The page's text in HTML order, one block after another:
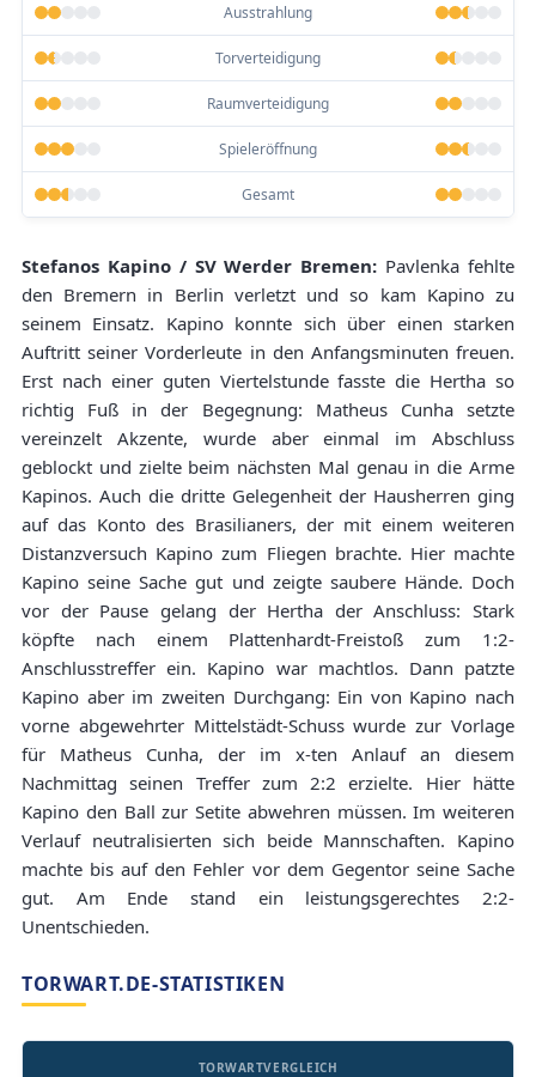
Ausstrahlung
Torverteidigung
Raumverteidigung
Spieleröffnung
Gesamt
Stefanos Kapino / SV Werder Bremen: Pavlenka fehlte
den Bremern in Berlin verletzt und so kam Kapino zu
seinem Einsatz. Kapino konnte sich über einen starken
Auftritt seiner Vorderleute in den Anfangsminuten freuen.
Erst nach einer guten Viertelstunde fasste die Hertha so
richtig Fuß in der Begegnung: Matheus Cunha setzte
vereinzelt Akzente, wurde aber einmal im Abschluss
geblockt und zielte beim nächsten Mal genau in die Arme
Kapinos. Auch die dritte Gelegenheit der Hausherren ging
auf das Konto des Brasilianers, der mit einem weiteren
Distanzversuch Kapino zum Fliegen brachte. Hier machte
Kapino seine Sache gut und zeigte saubere Hände. Doch
vor der Pause gelang der Hertha der Anschluss: Stark
köpfte nach einem Plattenhardt-Freistoß zum 1:2-
Anschlusstreffer ein. Kapino war machtlos. Dann patzte
Kapino aber im zweiten Durchgang: Ein von Kapino nach
vorne abgewehrter Mittelstädt-Schuss wurde zur Vorlage
für Matheus Cunha, der im x-ten Anlauf an diesem
Nachmittag seinen Treffer zum 2:2 erzielte. Hier hätte
Kapino den Ball zur Setite abwehren müssen. Im weiteren
Verlauf neutralisierten sich beide Mannschaften. Kapino
machte bis auf den Fehler vor dem Gegentor seine Sache
gut. Am Ende stand ein leistungsgerechtes 2:2-
Unentschieden.
TORWART.DE-STATISTIKEN
TORWARTVERGLEICH